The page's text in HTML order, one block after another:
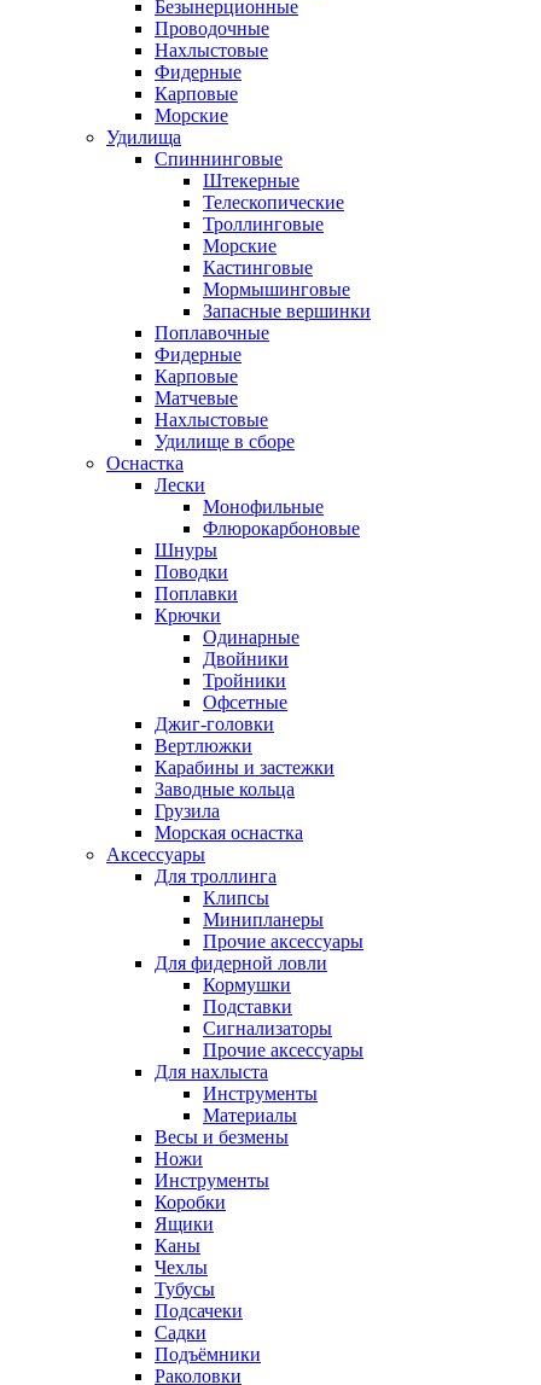
Безынерционные
Проводочные
Нахлыстовые
Фидерные
Карповые
Морские
Удилища
Спиннинговые
Штекерные
Телескопические
Троллинговые
Морские
Кастинговые
Мормышинговые
Запасные вершинки
Поплавочные
Фидерные
Карповые
Матчевые
Нахлыстовые
Удилище в сборе
Оснастка
Лески
Монофильные
Флюрокарбоновые
Шнуры
Поводки
Поплавки
Крючки
Одинарные
Двойники
Тройники
Офсетные
Джиг-головки
Вертлюжки
Карабины и застежки
Заводные кольца
Грузила
Морская оснастка
Аксессуары
Для троллинга
Клипсы
Минипланеры
Прочие аксессуары
Для фидерной ловли
Кормушки
Подставки
Сигнализаторы
Прочие аксессуары
Для нахлыста
Инструменты
Материалы
Весы и безмены
Ножи
Инструменты
Коробки
Ящики
Каны
Чехлы
Тубусы
Подсачеки
Садки
Подъёмники
Раколовки